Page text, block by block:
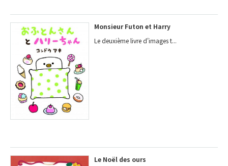
Monsieur Futon et Harry
Le deuxième livre d'images t...
Le Noël des ours